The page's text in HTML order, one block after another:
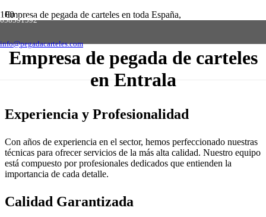
658591592
info@pegadacarteles.com
Empresa de pegada de carteles en toda España,
solicite presupuesto sin compromiso
Empresa de pegada de carteles
en Entrala
Experiencia y Profesionalidad
Con años de experiencia en el sector, hemos perfeccionado nuestras
técnicas para ofrecer servicios de la más alta calidad. Nuestro equipo
está compuesto por profesionales dedicados que entienden la
importancia de cada detalle.
Calidad Garantizada